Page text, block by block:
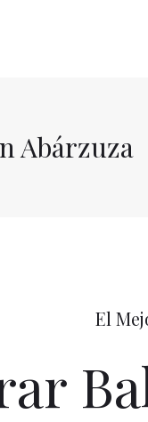
Abárzuza
El